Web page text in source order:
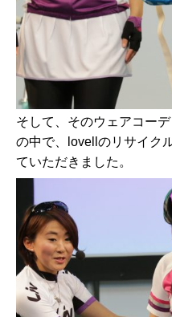
そして、そのウェアコー
の中で、lovellのリサイク
ていただきました。